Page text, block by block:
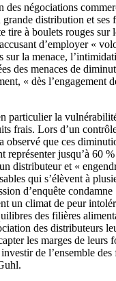
des négociations
grande distribution et ses
tire à boulets rouges sur
d’employer «
sur la menace,
des menaces de
« dès l’engagement
particulier la
frais. Lors d’un
observé que ces
représenter jusqu’à 60 %
distributeur et «
qui s’élèvent à
d’enquête
un climat de peur
des filières
des distributeurs
les marges de leurs
de l’ensemble